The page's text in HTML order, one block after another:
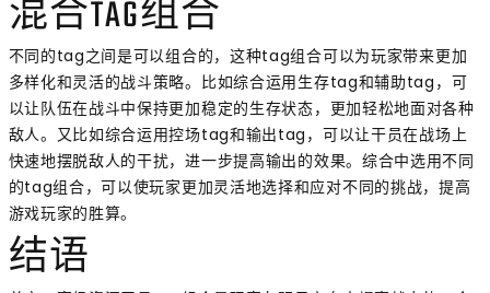
混合TAG组合
不同的tag之间是可以组合的，这种tag组合可以为玩家带来更加
多样化和灵活的战斗策略。比如综合运用生存tag和辅助tag，可
以让队伍在战斗中保持更加稳定的生存状态，更加轻松地面对各种
敌人。又比如综合运用控场tag和输出tag，可以让干员在战场上
快速地摆脱敌人的干扰，进一步提高输出的效果。综合中选用不同
的tag组合，可以使玩家更加灵活地选择和应对不同的挑战，提高
游戏玩家的胜算。
结语